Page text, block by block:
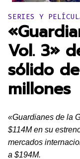
Publicado en:
SERIES Y
Vol. 3»
sólido
millones
«Guardianes de la
$114M en su
mercados
a $194M.